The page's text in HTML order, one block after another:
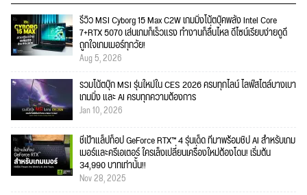
รีวิว MSI Cyborg 15 Max C2W เกมมิ่งโน้ตบุ๊คพลัง Intel Core
7+RTX 5070 เล่นเกมก็เร็วแรง ทำงานก็ลื่นไหล ดีไซน์เรียบง่ายดูดี
ถูกใจเกมเมอร์ทุกวัย!
Aug 5, 2026
รวมโน้ตบุ๊ก MSI รุ่นใหม่ใน CES 2026 ครบทุกไลน์ ไลฟ์สไตล์บางเบา
เกมมิ่ง และ AI ครบทุกความต้องการ
Jan 10, 2026
ชี้เป้าแล็ปท็อป GeForce RTX™ 4 รุ่นเด็ด ที่มาพร้อมชิป AI สำหรับเกม
เมอร์และครีเอเตอร์ ใครเล็งเปลี่ยนเครื่องใหม่ต้องโดน! เริ่มต้น
34,990 บาทเท่านั้น!!
Nov 28, 2025